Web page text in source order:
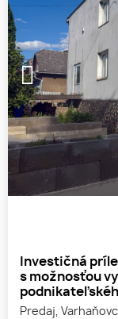
Investičná
s možnosťou
Predaj,